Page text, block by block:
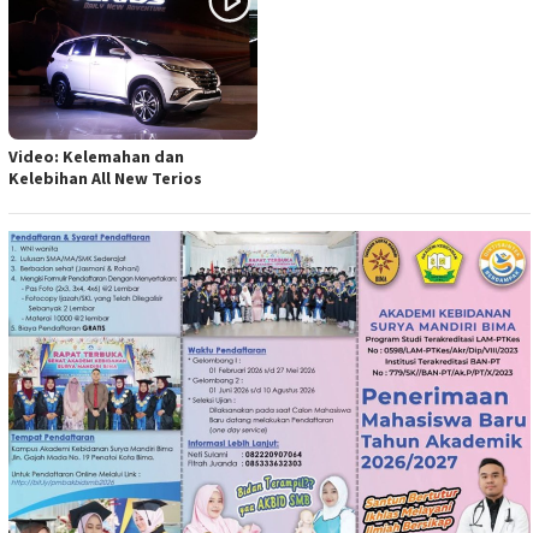
Video: Kelemahan dan
Kelebihan All New Terios